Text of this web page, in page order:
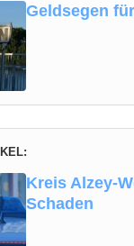
Geldsegen
Kreis Alzey-
Schaden